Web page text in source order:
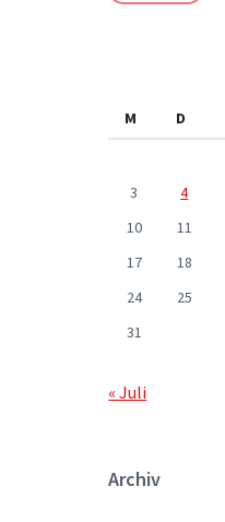
M
D
3
4
10
11
17
18
24
25
31
« Juli
Archiv